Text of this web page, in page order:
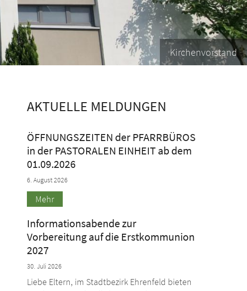
Kirchenvorstand
AKTUELLE MELDUNGEN
ÖFFNUNGSZEITEN der PFARRBÜROS
in der PASTORALEN EINHEIT ab dem
01.09.2026
6. August 2026
Mehr
Informationsabende zur
Vorbereitung auf die Erstkommunion
2027
30. Juli 2026
Liebe Eltern, im Stadtbezirk Ehrenfeld bieten